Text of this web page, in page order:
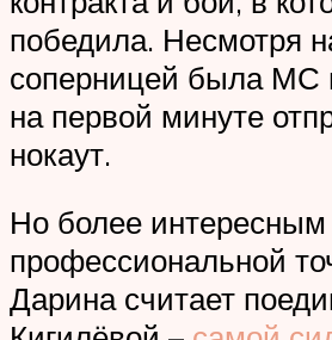
победила. Несмотря
соперницей была МС
на первой минуте
нокаут.
Но более интересным
профессиональной
Дарина считает